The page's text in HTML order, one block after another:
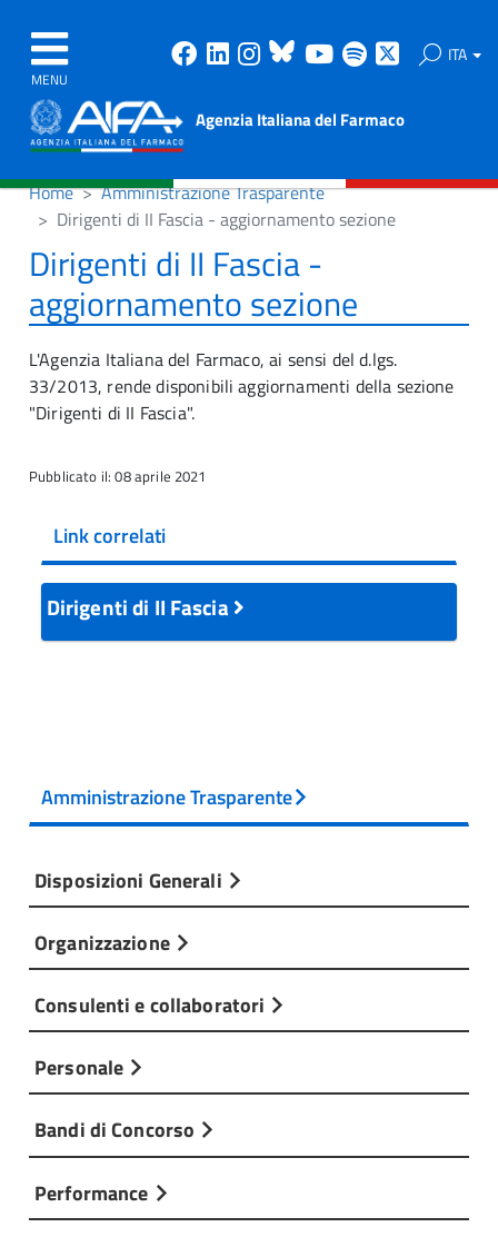
MENU
Facebook
Linkedin
Instagram
Bluesky
Youtube
Spotify ITA
Agenzia Italiana del Farmaco
Home
Amministrazione Trasparente
Dirigenti di II Fascia - aggiornamento sezione
Dirigenti di II Fascia -
aggiornamento sezione
L'Agenzia Italiana del Farmaco, ai sensi del d.lgs.
33/2013, rende disponibili aggiornamenti della sezione
"Dirigenti di II Fascia".
Pubblicato il: 08 aprile 2021
Link correlati
Dirigenti di II Fascia
Amministrazione Trasparente
Disposizioni Generali
Organizzazione
Consulenti e collaboratori
Personale
Bandi di Concorso
Performance